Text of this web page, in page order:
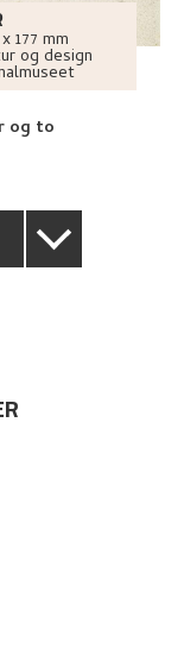
177 mm
og design
og to